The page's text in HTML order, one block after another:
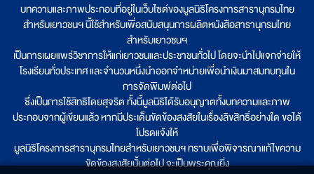
บทความและภาพประกอบที่อยู่ในเว็บไซต์ของมูลนิธิโครงการสารานุกรมไทย
สำหรับเยาวชนฯ นี้ใช้สำหรับเพื่อสนับสนุนการผลิตหนังสือสารานุกรมไทย
สำหรับเยาวชนฯ
เป็นการเผยแพร่วิชาการให้แก่เยาวชนและประชาชนทั่วไป โดยจะนำไปแจกจ่ายให้
โรงเรียนทั่วประเทศ และจำนวนหนึ่งนำออกจำหน่ายเพื่อนำเงินมาสมทบทุนใน
การจัดพิมพ์ต่อไป
ซึ่งเป็นการใช้สิทธิโดยสุจริต ทั้งนี้มูลนิธิได้รับอนุญาตทั้งบทความและภาพ
ประกอบจากผู้เขียนแล้ว หากมีประเด็นขัดข้องสงสัยในเรื่องลิขสิทธิ์อย่างใด ขอได้
โปรดแจ้งให้
มูลนิธิโครงการสารานุกรมไทยสำหรับเยาวชนฯ ทราบเพื่อพิจารณาแก้ไขความ
ขัดข้องสงสัยนั้นต่อไป จะเป็นพระคุณยิ่ง